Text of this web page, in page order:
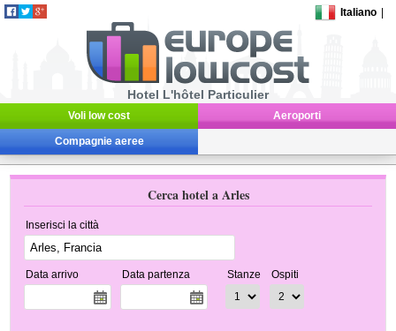
Italiano
Hotel L'hôtel Particulier
Voli low cost Aeroporti
Compagnie aeree
Cerca hotel a Arles
Inserisci la città
Data arrivo Data partenza Stanze Ospiti